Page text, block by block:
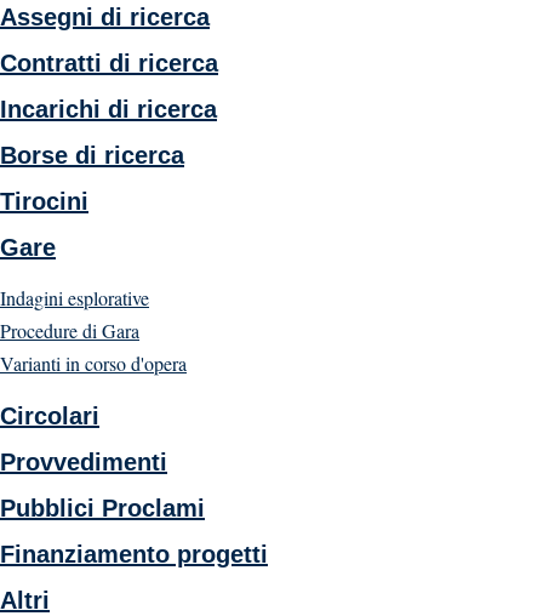
Assegni di ricerca
Contratti di ricerca
Incarichi di ricerca
Borse di ricerca
Tirocini
Gare
Indagini esplorative
Procedure di Gara
Varianti in corso d'opera
Circolari
Provvedimenti
Pubblici Proclami
Finanziamento progetti
Altri